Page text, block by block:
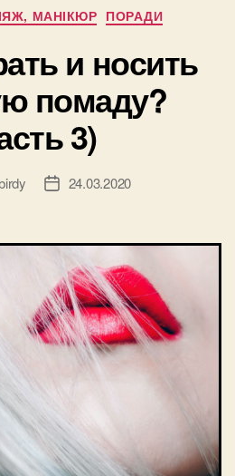
4)”
Категорії
МАНІКЮР ПОРАДИ
и носить
помаду?
3)
Дата24.03.2020